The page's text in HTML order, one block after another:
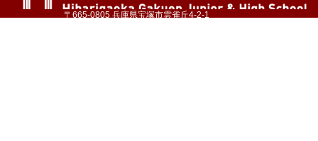
〒665-0805 兵庫県宝塚市雲雀丘4-2-1